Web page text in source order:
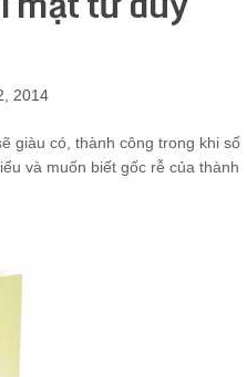
2014
giàu có, thành công trong khi số
và muốn biết gốc rễ của thành